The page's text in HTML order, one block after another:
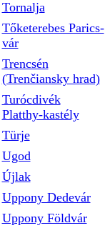
Tornalja
Tőketerebes Parics-
vár
Trencsén
(Trenčiansky hrad)
Turócdivék
Platthy-kastély
Türje
Ugod
Újlak
Uppony Dedevár
Uppony Földvár